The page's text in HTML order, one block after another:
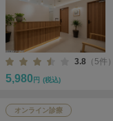
3.8 （5件）
5,980 円 (税込)
オンライン診療